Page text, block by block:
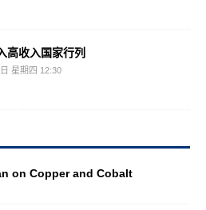
高收入国家行列
星期四 12:30
on Copper and Cobalt